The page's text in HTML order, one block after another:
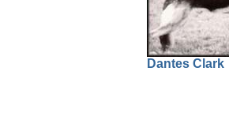
Dantes Clark